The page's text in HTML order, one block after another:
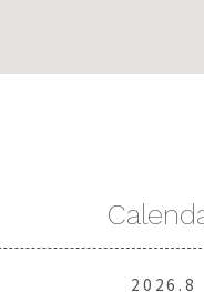
2026 .8